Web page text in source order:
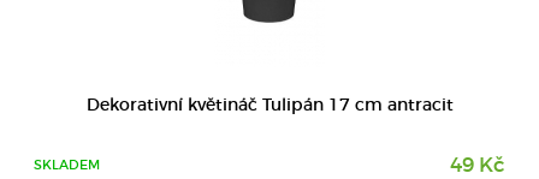
Dekorativní květináč Tulipán 17 cm antracit
SKLADEM 49 Kč